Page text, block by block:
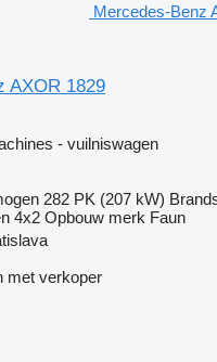
Mercedes-Benz
AXOR 1829
- vuilniswagen
282 PK (207 kW)
4x2 Opbouw merk Faun
met verkoper